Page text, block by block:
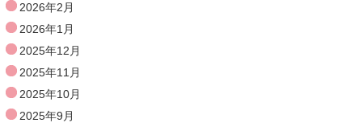
2026年2月
2026年1月
2025年12月
2025年11月
2025年10月
2025年9月